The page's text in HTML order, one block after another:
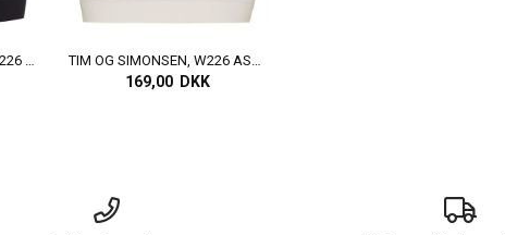
TIM OG SIMONSEN BH, W226 ASTA WIDE BRA, BLACK TIM OG SIMONSEN, W226 ASTA WIDE BRA, IVORY
169,00 DKK